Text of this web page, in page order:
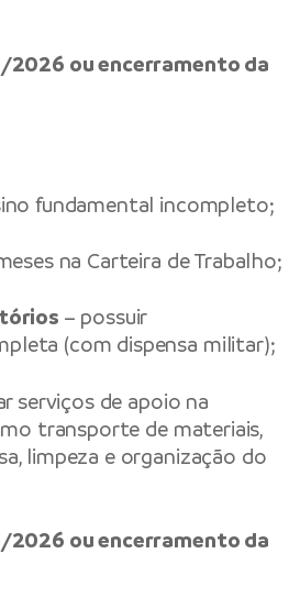
ou encerramento da
fundamental incompleto;
na Carteira de Trabalho;
– possuir
(com dispensa militar);
serviços de apoio na
transporte de materiais,
limpeza e organização do
ou encerramento da